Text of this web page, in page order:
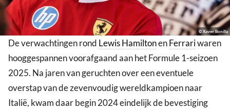
© Xavier Bonilla
De verwachtingen rond Lewis HamiltonenFerrariwaren
hooggespannen voorafgaand aan het Formule 1-seizoen
2025. Na jaren van geruchten over een eventuele
overstap van de zevenvoudig wereldkampioen naar
Italië, kwam daar begin 2024 eindelijk de bevestiging